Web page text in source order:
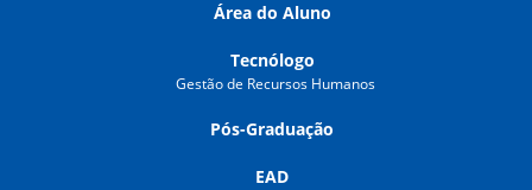
Área do Aluno
Tecnólogo
Gestão de Recursos Humanos
Pós-Graduação
EAD